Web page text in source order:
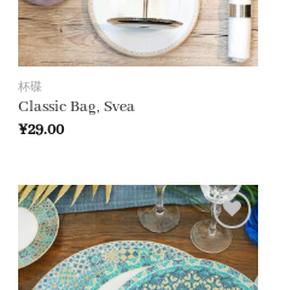
杯碟
Classic Bag, Svea
¥29.00
加入
心愿
单